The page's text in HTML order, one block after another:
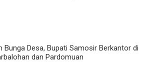
Bunga Desa, Bupati Samosir Berkantor di
dan Pardomuan